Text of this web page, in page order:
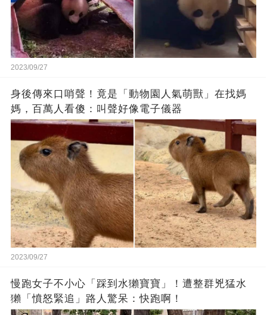
2023/09/27
身後傳來口哨聲！竟是「動物園人氣萌獸」在找媽
媽，百萬人看傻：叫聲好像電子儀器
2023/09/27
慢跑女子不小心「踩到水獺寶寶」！遭整群兇猛水
獺「憤怒緊追」路人驚呆：快跑啊！